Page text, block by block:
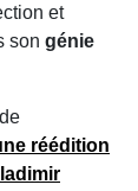
et
son génie
réédition